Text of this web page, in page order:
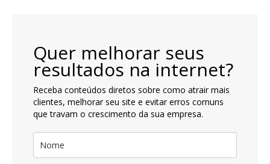
Quer melhorar seus
resultados na internet?
Receba conteúdos diretos sobre como atrair mais
clientes, melhorar seu site e evitar erros comuns
que travam o crescimento da sua empresa.